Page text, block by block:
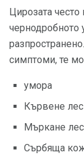
Цирозата
симптоми, те
умора
Кървене
Мъркане
Сърбяща